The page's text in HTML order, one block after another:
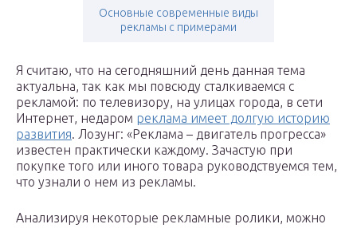
Основные современные виды
рекламы с примерами
Я считаю, что на сегодняшний день данная тема
актуальна, так как мы повсюду сталкиваемся с
рекламой: по телевизору, на улицах города, в сети
Интернет, недаром реклама имеет долгую историю
развития. Лозунг: «Реклама – двигатель прогресса»
известен практически каждому. Зачастую при
покупке того или иного товара руководствуемся тем,
что узнали о нем из рекламы.
Анализируя некоторые рекламные ролики, можно